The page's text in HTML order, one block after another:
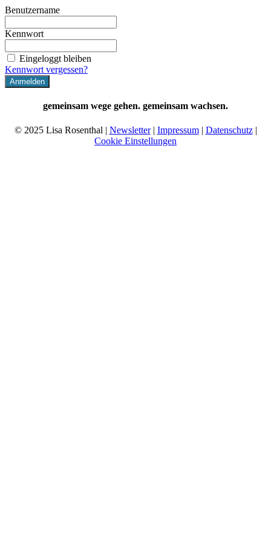
Benutzername
Kennwort
Eingeloggt bleiben
Kennwort vergessen?
gemeinsam wege gehen. gemeinsam wachsen.
© 2025 Lisa Rosenthal | Newsletter| Impressum| Datenschutz|
Cookie Einstellungen